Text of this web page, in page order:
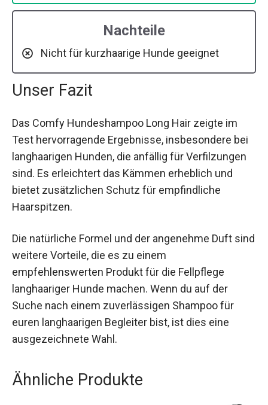
Nachteile
Nicht für kurzhaarige Hunde geeignet
Unser Fazit
Das Comfy Hundeshampoo Long Hair zeigte im
Test hervorragende Ergebnisse, insbesondere bei
langhaarigen Hunden, die anfällig für Verfilzungen
sind. Es erleichtert das Kämmen erheblich und
bietet zusätzlichen Schutz für empfindliche
Haarspitzen.
Die natürliche Formel und der angenehme Duft sind
weitere Vorteile, die es zu einem
empfehlenswerten Produkt für die Fellpflege
langhaariger Hunde machen. Wenn du auf der
Suche nach einem zuverlässigen Shampoo für
euren langhaarigen Begleiter bist, ist dies eine
ausgezeichnete Wahl.
Ähnliche Produkte